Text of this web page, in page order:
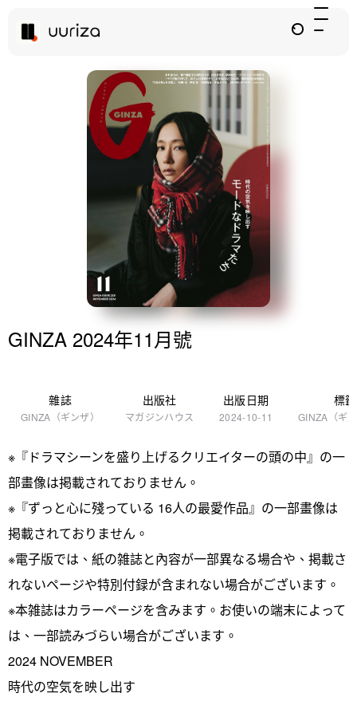
GINZA 2024年11月號
雜誌
GINZA（ギンザ）
出版社
マガジンハウス
出版日期
2024-10-11
標籤
GINZA（ギ
※『ドラマシーンを盛り上げるクリエイターの頭の中』の一
部畫像は掲載されておりません。
※『ずっと心に殘っている 16人の最愛作品』の一部畫像は
掲載されておりません。
※電子版では、紙の雑誌と內容が一部異なる場合や、掲載さ
れないページや特別付録が含まれない場合がございます。
※本雑誌はカラーページを含みます。お使いの端末によって
は、一部読みづらい場合がございます。
2024 NOVEMBER
時代の空気を映し出す